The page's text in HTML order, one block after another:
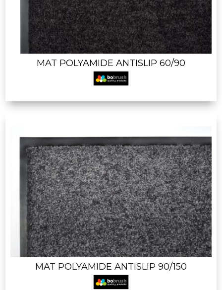
MAT POLYAMIDE ANTISLIP 60/90
MAT POLYAMIDE ANTISLIP 90/150